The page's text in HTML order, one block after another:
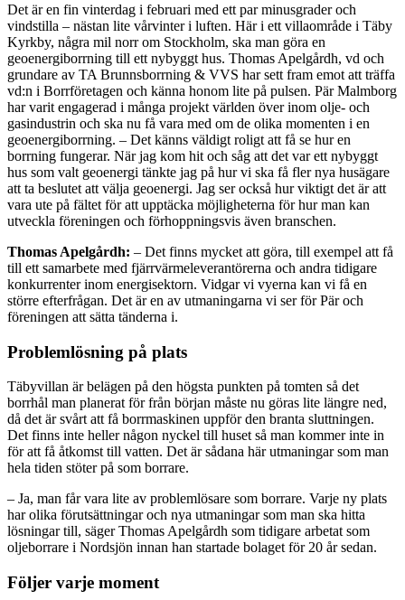
Det är en fin vinterdag i februari med ett par minusgrader och
vindstilla – nästan lite vårvinter i luften. Här i ett villaområde i Täby
Kyrkby, några mil norr om Stockholm, ska man göra en
geoenergiborrning till ett nybyggt hus. Thomas Apelgårdh, vd och
grundare av TA Brunnsborrning & VVS har sett fram emot att träffa
vd:n i Borrföretagen och känna honom lite på pulsen. Pär Malmborg
har varit engagerad i många projekt världen över inom olje- och
gasindustrin och ska nu få vara med om de olika momenten i en
geoenergiborrning. – Det känns väldigt roligt att få se hur en
borrning fungerar. När jag kom hit och såg att det var ett nybyggt
hus som valt geoenergi tänkte jag på hur vi ska få fler nya husägare
att ta beslutet att välja geoenergi. Jag ser också hur viktigt det är att
vara ute på fältet för att upptäcka möjligheterna för hur man kan
utveckla föreningen och förhoppningsvis även branschen.
Thomas Apelgårdh: – Det finns mycket att göra, till exempel att få
till ett samarbete med fjärrvärmeleverantörerna och andra tidigare
konkurrenter inom energisektorn. Vidgar vi vyerna kan vi få en
större efterfrågan. Det är en av utmaningarna vi ser för Pär och
föreningen att sätta tänderna i.
Problemlösning på plats
Täbyvillan är belägen på den högsta punkten på tomten så det
borrhål man planerat för från början måste nu göras lite längre ned,
då det är svårt att få borrmaskinen uppför den branta sluttningen.
Det finns inte heller någon nyckel till huset så man kommer inte in
för att få åtkomst till vatten. Det är sådana här utmaningar som man
hela tiden stöter på som borrare.
– Ja, man får vara lite av problemlösare som borrare. Varje ny plats
har olika förutsättningar och nya utmaningar som man ska hitta
lösningar till, säger Thomas Apelgårdh som tidigare arbetat som
oljeborrare i Nordsjön innan han startade bolaget för 20 år sedan.
Följer varje moment